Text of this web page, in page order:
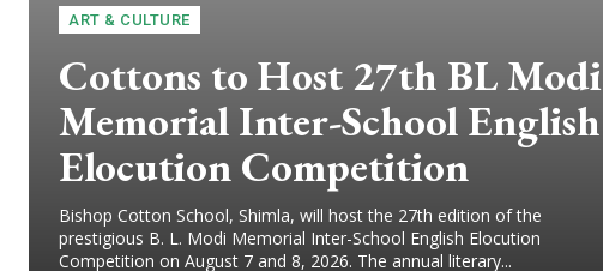
ART & CULTURE
Cottons to Host 27th BL Modi
Memorial Inter-School English
Elocution Competition
Bishop Cotton School, Shimla, will host the 27th edition of the
prestigious B. L. Modi Memorial Inter-School English Elocution
Competition on August 7 and 8, 2026. The annual literary...